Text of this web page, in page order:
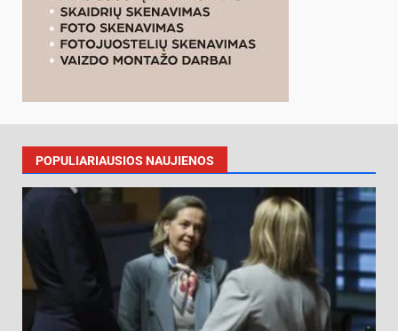
POPULIARIAUSIOS NAUJIENOS